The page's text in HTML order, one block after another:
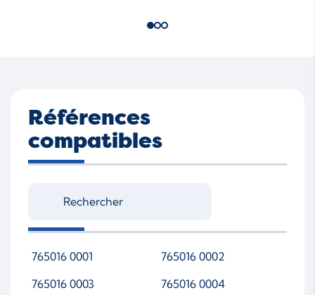
Références
compatibles
765016 0001
765016 0002
765016 0003
765016 0004